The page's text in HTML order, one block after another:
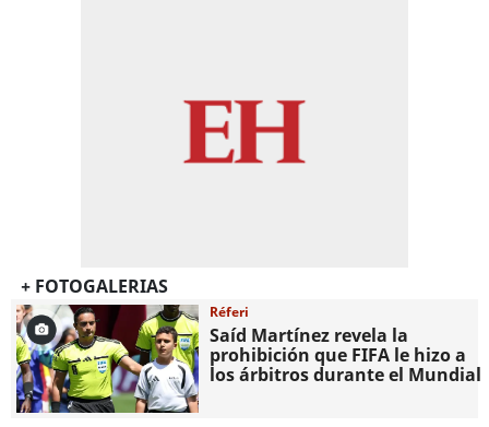
+ FOTOGALERIAS
Réferi
Saíd Martínez revela la
prohibición que FIFA le hizo a
los árbitros durante el Mundial